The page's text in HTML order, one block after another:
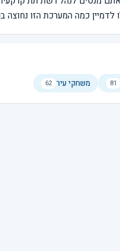
לדמיין כמה המערכת הזו נחוצה
81 משחקי עיר 62